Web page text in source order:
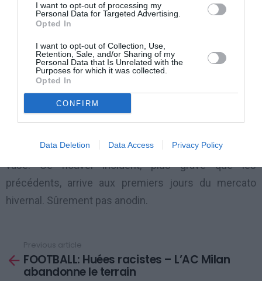
I want to opt-out of processing my
Personal Data for Targeted Advertising.
Opted In
I want to opt-out of Collection, Use,
Retention, Sale, and/or Sharing of my
Personal Data that Is Unrelated with the
Purposes for which it was collected.
Opted In
CONFIRM
Data Deletion Data Access Privacy Policy
tacites du football, l’attaquant qui est en tort.
Coupable de n’avoir pas laissé hurler son technicien
sans répliquer.
Sur les images, on voit Mario Balotelli intimidant son
coach, tandis que Roberto Mancini semble être en
déroute. Furieux, il a continué à manifester sa colère
en regagnant le vestiaire.
C’est peut-être la goutte d’eau qui va faire déborder le
vase. Ce nouvel incident, plus grave que les
précédents, arrive aux premiers jours du mercato
hivernal. Sûrement pas anodin.
more
Previous article
FOOTBALL: Huées racistes – L’AC Milan
abandonne le terrain